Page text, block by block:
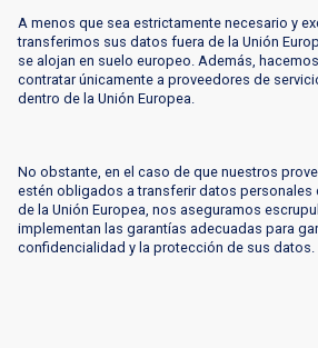
A menos que sea estrictamente necesario y
transferimos sus datos fuera de la Unión
se alojan en suelo europeo. Además,
contratar únicamente a proveedores de
dentro de la Unión Europea.
No obstante, en el caso de que nuestros
estén obligados a transferir datos personales
de la Unión Europea, nos aseguramos
implementan las garantías adecuadas para
confidencialidad y la protección de sus datos.